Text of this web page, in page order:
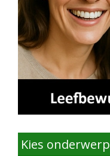
Kies onderwerp